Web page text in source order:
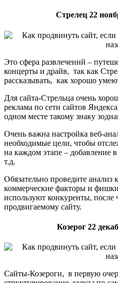
Стрелец 22
Это сфера развлечений –
концерты и драйв, так как
рассказывать, как хорошо
Для сайта-Стрельца очень
реклама по сети сайтов
одном месте такому знаку
Очень важна настройка веб-
необходимые цели, чтобы
на каждом этапе – добавление
т.д.
Обязательно проведите анализ
коммерческие факторы и
используют конкуренты,
продвигаемому сайту.
Козерог 22
Сайты-Козероги, в первую